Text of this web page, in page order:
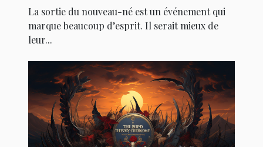
son baptême ?
La sortie du nouveau-né est un événement qui
marque beaucoup d’esprit. Il serait mieux de
leur...